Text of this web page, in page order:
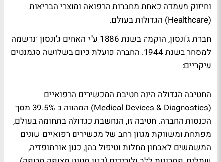
וחיזוק מעמדה כאחת מחברות הרפואה ומוצרי הבריאות
(Healthcare) הגדולות בעולם.
חברת ג'ונסון, הוקמה בשנת 1886 ע"י האחים ג'ונסון ונרשמה
למסחר בשנת 1944. החברה פועלת כיום בשלושה סגמנטים
עיקריים:
החטיבה הגדולה הינה חטיבת המכשירים הרפואיים
(Medical Devices & Diagnostics) המהווה כ-39.5% מסך
הכנסות החברה. חטיבה זו, הנחשבת כגדולה בתחומה בעולם,
מפתחת ומשווקת מגוון רחב של מכשירים רפואיים שונים
המשמשים לאבחון מחלות וטיפול בהן, כגון אורתופדיה,